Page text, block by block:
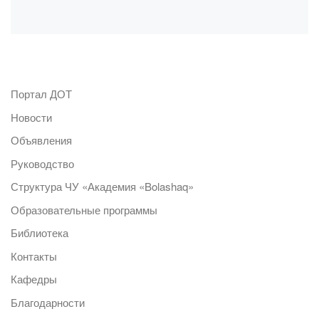
Портал ДОТ
Новости
Объявления
Руководство
Структура ЧУ «Академия «Bolashaq»
Образовательные программы
Библиотека
Контакты
Кафедры
Благодарности